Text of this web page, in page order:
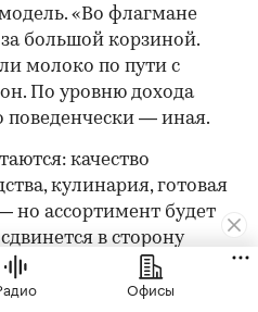
«Во флагмане
большой корзиной.
молоко по пути с
По уровню дохода
поведенчески — иная.
качество
кулинария, готовая
но ассортимент будет
в сторону
покупок. Впрочем,
не ограничивается: в
Офисы